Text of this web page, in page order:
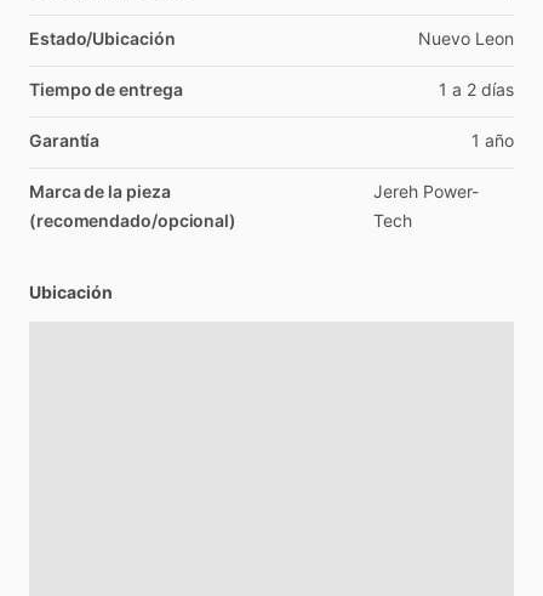
Estado/Ubicación Nuevo Leon
Tiempo de entrega 1 a 2 días
Garantía 1 año
Marca de la pieza
(recomendado/opcional)
Jereh Power-
Tech
Ubicación